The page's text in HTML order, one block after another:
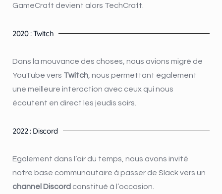
GameCraft devient alors TechCraft.
2020 : Twitch
Dans la mouvance des choses, nous avions migré de
YouTube vers Twitch , nous permettant également
une meilleure interaction avec ceux qui nous
écoutent en direct les jeudis soirs.
2022 : Discord
Egalement dans l’air du temps, nous avons invité
notre base communautaire à passer de Slack vers un
channel Discord constitué à l’occasion.